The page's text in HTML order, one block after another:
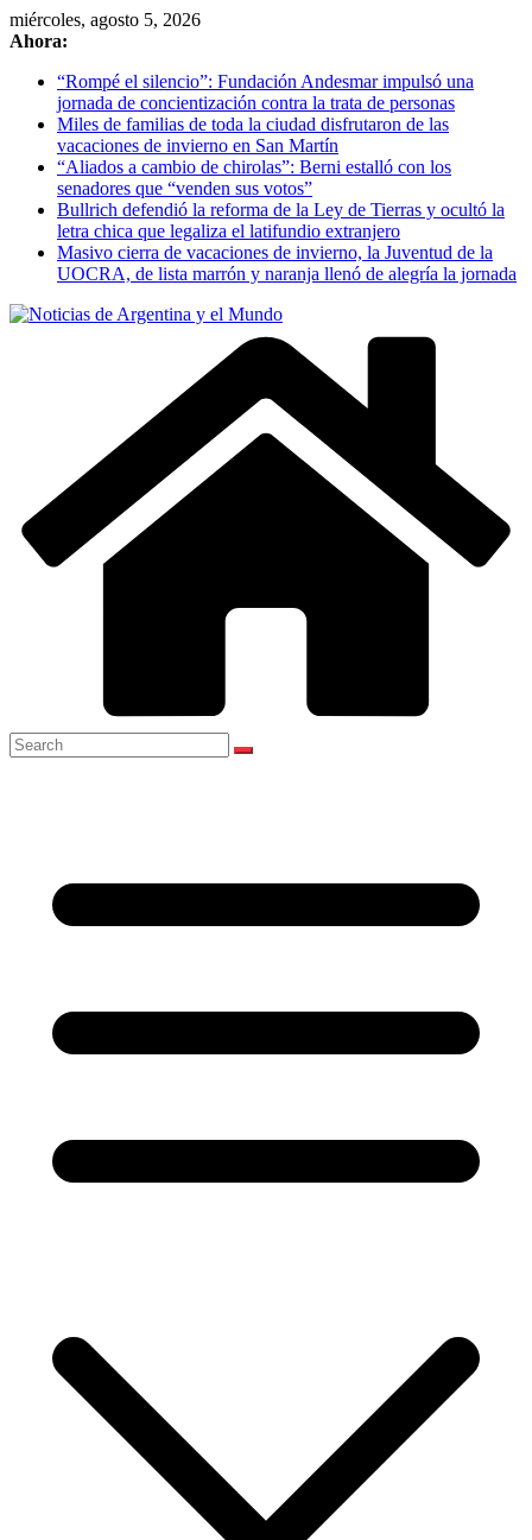
Skip
to
miércoles, agosto 5, 2026
Ahora:
“Rompé el silencio”: Fundación Andesmar impulsó una
jornada de concientización contra la trata de personas
Miles de familias de toda la ciudad disfrutaron de las
vacaciones de invierno en San Martín
“Aliados a cambio de chirolas”: Berni estalló con los
senadores que “venden sus votos”
Bullrich defendió la reforma de la Ley de Tierras y ocultó la
letra chica que legaliza el latifundio extranjero
Masivo cierra de vacaciones de invierno, la Juventud de la
UOCRA, de lista marrón y naranja llenó de alegría la jornada